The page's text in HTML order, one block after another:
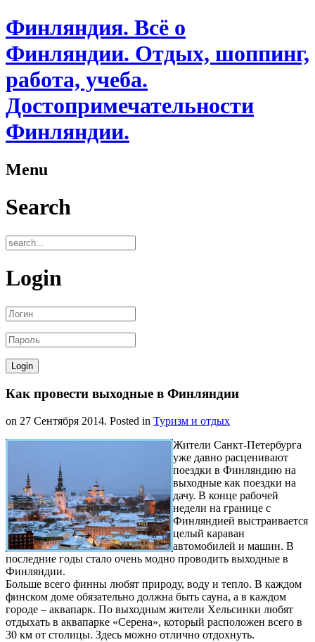
Финляндия. Всё о
Финляндии. Отдых, шоппинг,
работа, учеба.
Достопримечательности
Финляндии.
Menu
Search
Login
Как провести выходные в Финляндии
on 27 Сентября 2014. Posted in Туризм и отдых
Жители Санкт-Петербурга
уже давно расценивают
поездки в Финляндию на
выходные как поездки на
дачу. В конце рабочей
недели на границе с
Финляндией выстраивается
целый караван
автомобилей и машин. В
последние годы стало очень модно проводить выходные в
Финляндии.
Больше всего финны любят природу, воду и тепло. В каждом
финском доме обязательно должна быть сауна, а в каждом
городе – аквапарк. По выходным жители Хельсинки любят
отдыхать в аквапарке «Серена», который расположен всего в
30 км от столицы. Здесь можно отлично отдохнуть.